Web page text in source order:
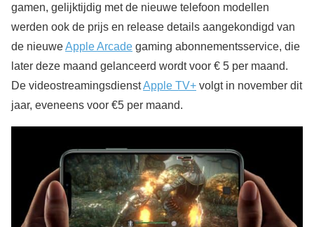
gamen, gelijktijdig met de nieuwe telefoon modellen
werden ook de prijs en release details aangekondigd van
de nieuweApple Arcade gaming abonnementsservice, die
later deze maand gelanceerd wordt voor € 5 per maand.
De videostreamingsdienstApple TV+ volgt in november dit
jaar, eveneens voor €5 per maand.